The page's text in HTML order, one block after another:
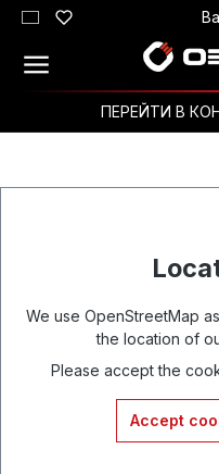
Перейти к основному
ПЕРЕЙТИ В
We use OpenStreetMap
the location of
Please accept the
Accept